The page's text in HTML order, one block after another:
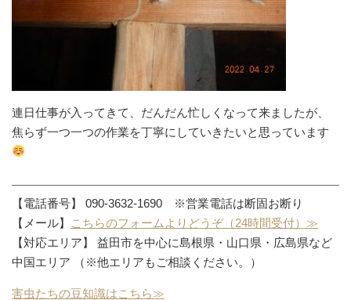
連日仕事が入ってきて、だんだん忙しくなって来ましたが、
焦らず一つ一つの作業を丁寧にしていきたいと思っています
【電話番号】 090-3632-1690 ※営業電話は断固お断り
【メール】
こちらのフォームよりどうぞ（24時間受付）≫
【対応エリア】 益田市を中心に島根県・山口県・広島県など
中国エリア （※他エリアもご相談ください。）
害虫たちの豆知識はこちら≫